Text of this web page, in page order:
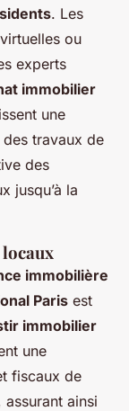
. Les
ou
experts
immobilier
une
travaux de
des
jusqu’à la
immobilière
Paris est
immobilier
une
fiscaux de
assurant ainsi